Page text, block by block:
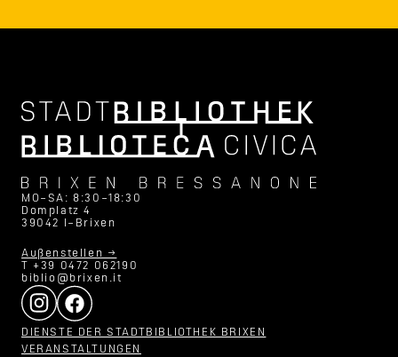
MO–SA: 8:30–18:30
Domplatz 4
39042 I–Brixen
Außenstellen →
T +39 0472 062190
biblio@brixen.it
DIENSTE DER STADTBIBLIOTHEK BRIXEN
VERANSTALTUNGEN